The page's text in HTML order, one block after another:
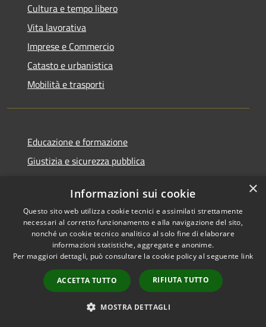
Cultura e tempo libero
Vita lavorativa
Imprese e Commercio
Catasto e urbanistica
Mobilità e trasporti
Educazione e formazione
Giustizia e sicurezza pubblica
Salute, benessere e assistenza
Autorizzazioni
Notizie
×
Informazioni sui cookie
Questo sito web utilizza cookie tecnici e assimilati strettamente
necessari al corretto funzionamento e alla navigazione del sito,
nonché un cookie tecnico analitico al solo fine di elaborare
informazioni statistiche, aggregate e anonime.
Per maggiori dettagli, può consultare la cookie policy al seguente link
ACCETTA TUTTO RIFIUTA TUTTO
MOSTRA DETTAGLI